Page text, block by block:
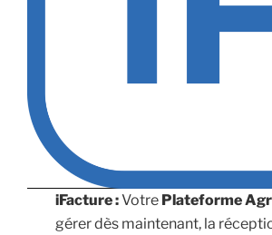
iFacture :Votre Plateforme
gérer dès maintenant, la